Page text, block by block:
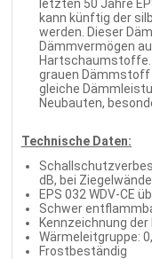
letzten 50 Jahre
kann künftig der
werden. Dieser
Dämmvermögen
Hartschaumstoffe.
grauen Dämmstoff
gleiche
Neubauten,
Technische Daten:
dB, bei
EPS 032 WDV-CE
Schwer
Kennzeichnung
Wärmeleitgruppe:
Frostbeständig